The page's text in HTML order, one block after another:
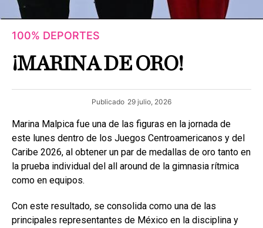
100% DEPORTES
¡MARINA DE ORO!
Publicado 29 julio, 2026
Marina Malpica fue una de las figuras en la jornada de
este lunes dentro de los Juegos Centroamericanos y del
Caribe 2026, al obtener un par de medallas de oro tanto en
la prueba individual del all around de la gimnasia rítmica
como en equipos.
Con este resultado, se consolida como una de las
principales representantes de México en la disciplina y